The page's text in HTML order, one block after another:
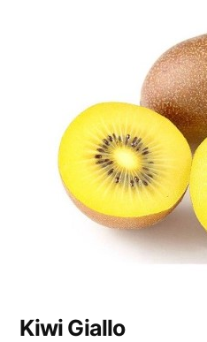
Kiwi Giallo